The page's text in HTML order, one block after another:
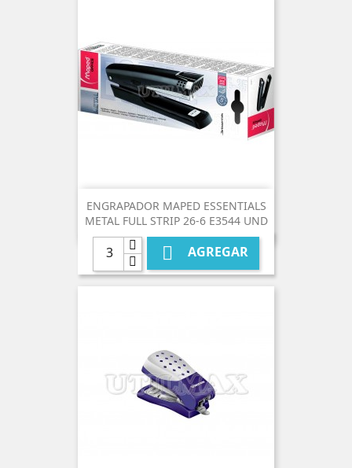
ENGRAPADOR MAPED ESSENTIALS
METAL FULL STRIP 26-6 E3544 UND
 AGREGAR